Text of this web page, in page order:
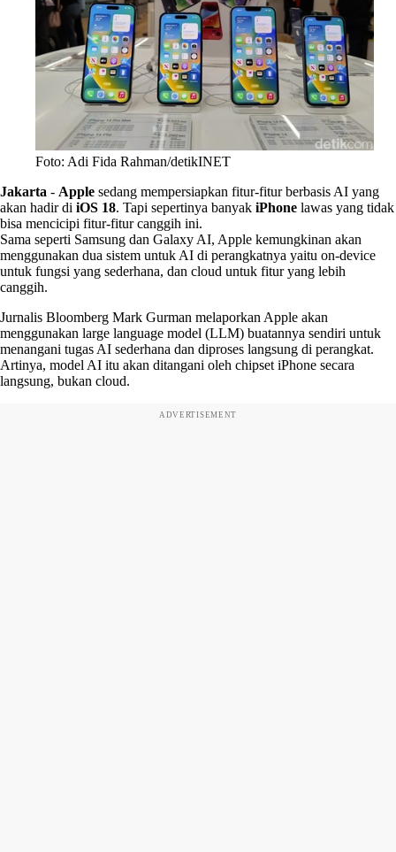
Foto: Adi Fida Rahman/detikINET
Jakarta - Apple sedang mempersiapkan fitur-fitur berbasis AI yang
akan hadir di iOS 18. Tapi sepertinya banyak iPhone lawas yang tidak
bisa mencicipi fitur-fitur canggih ini.
Sama seperti Samsung dan Galaxy AI, Apple kemungkinan akan
menggunakan dua sistem untuk AI di perangkatnya yaitu on-device
untuk fungsi yang sederhana, dan cloud untuk fitur yang lebih
canggih.
Jurnalis Bloomberg Mark Gurman melaporkan Apple akan
menggunakan large language model (LLM) buatannya sendiri untuk
menangani tugas AI sederhana dan diproses langsung di perangkat.
Artinya, model AI itu akan ditangani oleh chipset iPhone secara
langsung, bukan cloud.
ADVERTISEMENT